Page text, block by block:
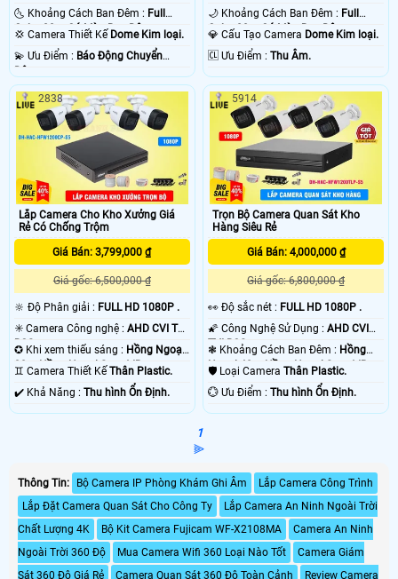
🌜 Khoảng Cách Ban Đêm : Full
Color 20m Có Màu Ban Ðêm.
💢 Camera Thiết Kế Dome Kim loại.
️💫 Ưu Điểm : Báo Động Chuyển
Động.
🌙 Khoảng Cách Ban Đêm : Full
Color 20m Có Màu Ban Ðêm.
💎 Cấu Tạo Camera Dome Kim loại.
️🆑 Ưu Điểm :Thu Âm.
Lắp Camera Cho Kho Xưởng Giá
Rẻ Có Chống Trộm
Giá Bán: 3,799,000 ₫
Giá gốc: 6,500,000 ₫
🔆 Độ Phân giải : FULL HD 1080P .
✳️ Camera Công nghệ : AHD CVI TVI
BCS.
✪ Khi xem thiếu sáng : Hồng Ngoại
30m Hồng Ngoại Smart IR.
♊ Camera Thiết KếThân Plastic.
️✔️ Khả Năng : Thu hình Ổn Định.
2838
Trọn Bộ Camera Quan Sát Kho
Hàng Siêu Rẻ
Giá Bán: 4,000,000 ₫
Giá gốc: 6,800,000 ₫
️👀 Độ sắc nét : FULL HD 1080P .
🌠 Công Nghệ Sử Dụng :AHD CVI
TVI BCS.
❃ Khoảng Cách Ban Đêm : Hồng
Ngoại 40m Hồng Ngoại Smart IR.
🛡 Loại CameraThân Plastic.
️💮 Ưu Điểm :Thu hình Ổn Định.
5914
1
⫸
Thông Tin: Bộ Camera IP Phòng Khám Ghi Âm
Lắp Camera Công Trình
Lắp Đặt Camera Quan Sát Cho Công Ty
Lắp Camera An Ninh Ngoài Trời
Chất Lượng 4K
Bộ Kit Camera Fujicam WF-X2108MA
Camera An Ninh
Ngoài Trời 360 Độ
Mua Camera Wifi 360 Loại Nào Tốt
Camera Giám
Sát 360 Độ Giá Rẻ
Camera Quan Sát 360 Độ Toàn Cảnh
Review Camera